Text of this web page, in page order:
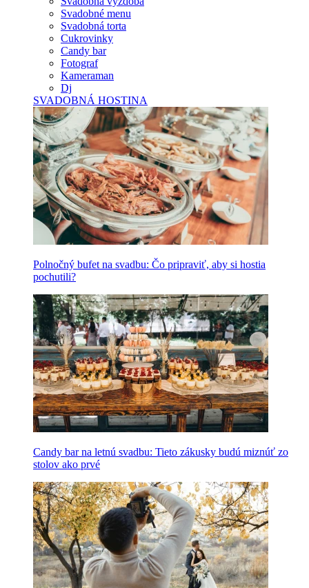
Svadobné menu
Svadobná torta
Cukrovinky
Candy bar
Fotograf
Kameraman
Dj
SVADOBNÁ HOSTINA
Polnočný bufet na svadbu: Čo pripraviť, aby si hostia
pochutili?
Candy bar na letnú svadbu: Tieto zákusky budú miznúť zo
stolov ako prvé